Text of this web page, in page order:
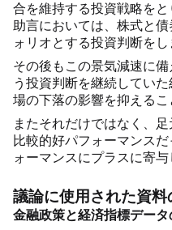
合を維持する投資戦略を
助言においては、株式と
ォリオとする投資判断をし
その後もこの景気減速に
う投資判断を継続してい
場の下落の影響を抑えるこ
またそれだけではなく、
比較的好パフォーマンス
ォーマンスにプラスに寄与
議論に使用された資料
金融政策と経済指標デー